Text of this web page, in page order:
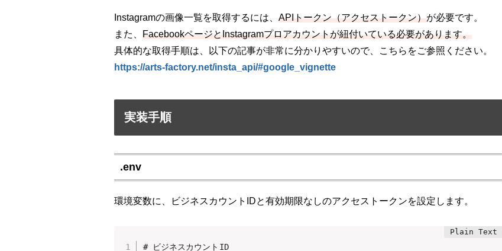
Instagramの画像一覧を取得するには、 APIトークン（アクセストークン）が必要です。
また、 FacebookページとInstagramプロアカウントが紐付いている必要があります。
具体的な取得手順は、以下の記事が非常に分かりやすいので、こちらをご参照ください。
https://arts-factory.net/insta_api/#google_vignette
実装手順
.env
環境変数に、ビジネスカウントIDと有効期限なしのアクセストークンを設定します。
# ビジネスカウントID